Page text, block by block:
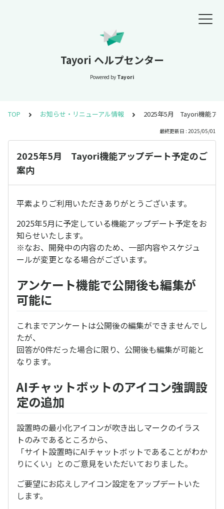
Tayori ヘルプセンター
Powered by Tayori
TOP お知らせ・リニューアル情報 2025年5月 Tayori機能ア
最終更新日 : 2025/05/01
2025年5月 Tayori機能アップデート予定のご
案内
平素よりご利用いただきありがとうございます。
2025年5月に予定している機能アップデート予定をお
知らせいたします。
※なお、開発中の内容のため、一部内容やスケジュ
ールが変更となる場合がございます。
アンケート機能で公開後も編集が
可能に
これまでアンケートは公開後の編集ができませんでし
たが、
回答が0件だった場合に限り、公開後も編集が可能と
なります。
AIチャットボットのアイコン強調設
定の追加
設置時の最小化アイコンが吹き出しマークのイラス
トのみであるところから、
「サイト設置時にAIチャットボットであることがわか
りにくい」とのご意見をいただいておりました。
ご要望にお応えしアイコン設定をアップデートいた
します。